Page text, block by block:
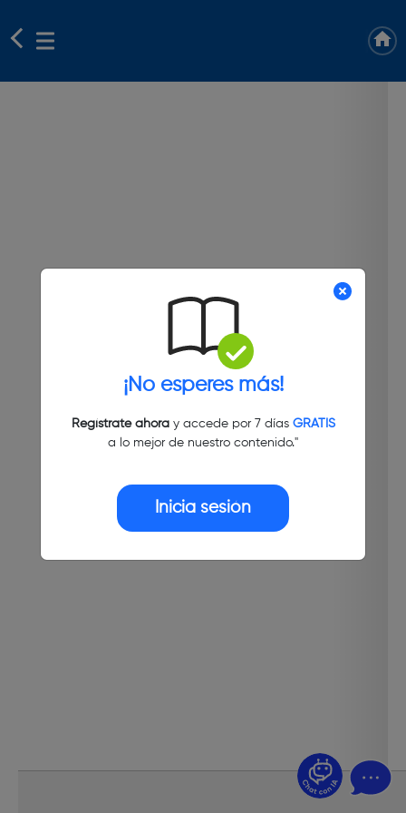
¡No esperes más!
Regístrate ahoray accede por 7 días GRATIS
a lo mejor de nuestro contenido."
Inicia sesión